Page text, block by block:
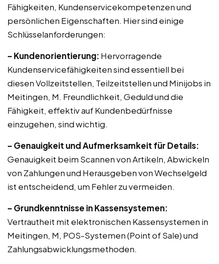
Fähigkeiten, Kundenservicekompetenzen und
persönlichen Eigenschaften. Hier sind einige
Schlüsselanforderungen:
– Kundenorientierung: Hervorragende
Kundenservicefähigkeiten sind essentiell bei
diesen Vollzeitstellen, Teilzeitstellen und Minijobs in
Meitingen, M. Freundlichkeit, Geduld und die
Fähigkeit, effektiv auf Kundenbedürfnisse
einzugehen, sind wichtig.
– Genauigkeit und Aufmerksamkeit für Details:
Genauigkeit beim Scannen von Artikeln, Abwickeln
von Zahlungen und Herausgeben von Wechselgeld
ist entscheidend, um Fehler zu vermeiden.
– Grundkenntnisse in Kassensystemen:
Vertrautheit mit elektronischen Kassensystemen in
Meitingen, M, POS-Systemen (Point of Sale) und
Zahlungsabwicklungsmethoden.